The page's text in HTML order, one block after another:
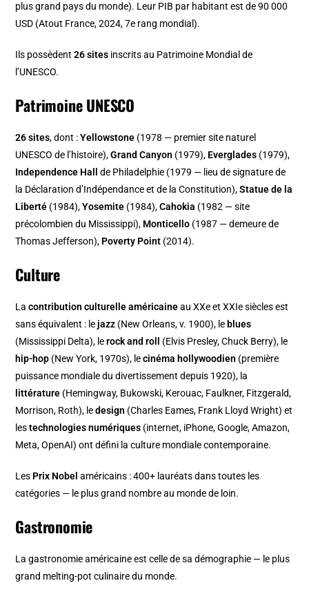
plus grand pays du monde). Leur PIB par habitant est de 90 000
USD (Atout France, 2024, 7e rang mondial).
Ils possèdent26 sites inscrits au Patrimoine Mondial de
l’UNESCO.
Patrimoine UNESCO
26 sites, dont :Yellowstone (1978 — premier site naturel
UNESCO de l’histoire),Grand Canyon (1979), Everglades (1979),
Independence Hall
de Philadelphie (1979 — lieu de signature de
la Déclaration d’Indépendance et de la Constitution),Statue de la
Liberté (1984),Yosemite (1984),Cahokia (1982 — site
précolombien du Mississippi), Monticello (1987 — demeure de
Thomas Jefferson), Poverty Point (2014).
Culture
Lacontribution culturelle américaineau XXe et XXIe siècles est
sans équivalent : lejazz (New Orleans, v. 1900), le blues
(Mississippi Delta), lerock and roll
(Elvis Presley, Chuck Berry), le
hip-hop (New York, 1970s), lecinéma hollywoodien (première
puissance mondiale du divertissement depuis 1920), la
littérature (Hemingway, Bukowski, Kerouac, Faulkner, Fitzgerald,
Morrison, Roth), ledesign (Charles Eames, Frank Lloyd Wright) et
lestechnologies numériques (internet, iPhone, Google, Amazon,
Meta, OpenAI) ont défini la culture mondiale contemporaine.
Les Prix Nobel américains : 400+ lauréats dans toutes les
catégories — le plus grand nombre au monde de loin.
Gastronomie
La gastronomie américaine est celle de sa démographie — le plus
grand melting-pot culinaire du monde.